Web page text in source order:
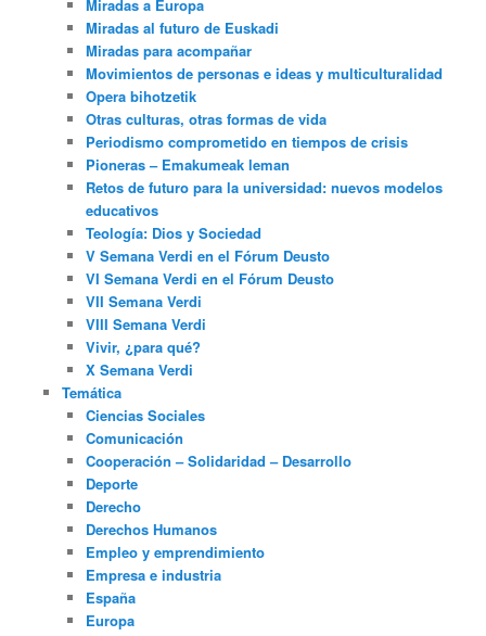
Miradas a Europa
Miradas al futuro de Euskadi
Miradas para acompañar
Movimientos de personas e ideas y multiculturalidad
Opera bihotzetik
Otras culturas, otras formas de vida
Periodismo comprometido en tiempos de crisis
Pioneras – Emakumeak leman
Retos de futuro para la universidad: nuevos modelos
educativos
Teología: Dios y Sociedad
V Semana Verdi en el Fórum Deusto
VI Semana Verdi en el Fórum Deusto
VII Semana Verdi
VIII Semana Verdi
Vivir, ¿para qué?
X Semana Verdi
Temática
Ciencias Sociales
Comunicación
Cooperación – Solidaridad – Desarrollo
Deporte
Derecho
Derechos Humanos
Empleo y emprendimiento
Empresa e industria
España
Europa